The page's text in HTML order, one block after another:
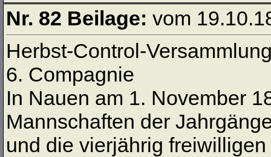
Nr. 82 Beilage: vom
Herbst-Control-
6. Compagnie
In Nauen am 1. November
Mannschaften der
und die vierjährig